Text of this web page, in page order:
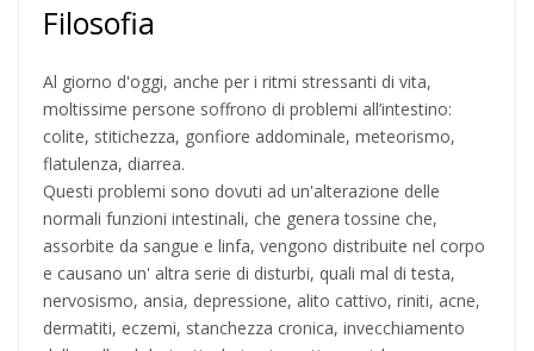
Filosofia
Al giorno d'oggi, anche per i ritmi stressanti di vita,
moltissime persone soffrono di problemi all’intestino:
colite, stitichezza, gonfiore addominale, meteorismo,
flatulenza, diarrea.
Questi problemi sono dovuti ad un'alterazione delle
normali funzioni intestinali, che genera tossine che,
assorbite da sangue e linfa, vengono distribuite nel corpo
e causano un' altra serie di disturbi, quali mal di testa,
nervosismo, ansia, depressione, alito cattivo, riniti, acne,
dermatiti, eczemi, stanchezza cronica, invecchiamento